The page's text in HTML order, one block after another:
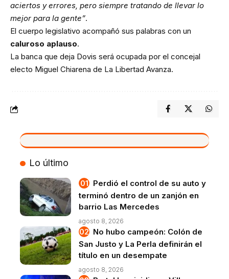
aciertos y errores, pero siempre tratando de llevar lo
mejor para la gente”.
El cuerpo legislativo acompañó sus palabras con un
caluroso aplauso.
La banca que deja Dovis será ocupada por el concejal
electo Miguel Chiarena de La Libertad Avanza.
VIVO
Lo último
Perdió el control de su auto y
terminó dentro de un zanjón en
barrio Las Mercedes
agosto 8, 2026
No hubo campeón: Colón de
San Justo y La Perla definirán el
título en un desempate
agosto 8, 2026